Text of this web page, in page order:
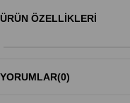
ÜRÜN ÖZELLIKLERI
YORUMLAR(0)